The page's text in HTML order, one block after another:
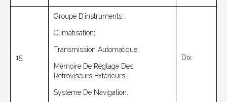
15
Groupe D’instruments ;
Climatisation;
Transmission Automatique;
Mémoire De Réglage Des
Rétroviseurs Extérieurs ;
Système De Navigation.
Dix